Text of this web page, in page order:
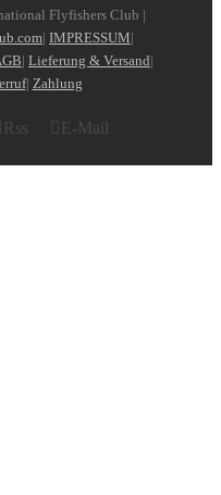
Flyfishers Club |
| IMPRESSUM|
| Lieferung & Versand|
| Zahlung
Rss E-Mail